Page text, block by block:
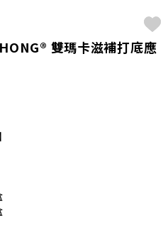
雙瑪卡滋補打底應